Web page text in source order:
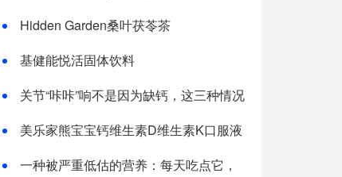
Hidden Garden桑叶茯苓茶
基健能悦活固体饮料
关节“咔咔”响不是因为缺钙，这三种情况
美乐家熊宝宝钙维生素D维生素K口服液
一种被严重低估的营养：每天吃点它，